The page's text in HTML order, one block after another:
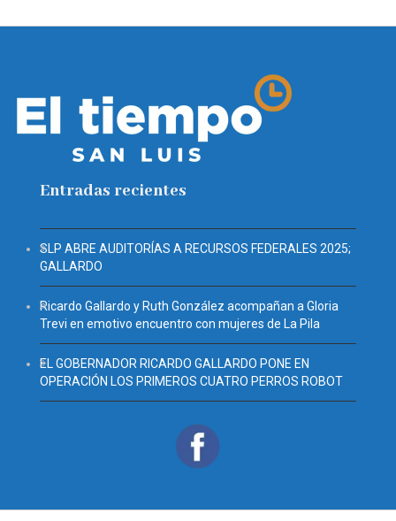
Entradas recientes
SLP ABRE AUDITORÍAS A RECURSOS FEDERALES 2025;
GALLARDO
Ricardo Gallardo y Ruth González acompañan a Gloria
Trevi en emotivo encuentro con mujeres de La Pila
EL GOBERNADOR RICARDO GALLARDO PONE EN
OPERACIÓN LOS PRIMEROS CUATRO PERROS ROBOT